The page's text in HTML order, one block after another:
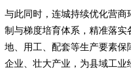
与此同时，连城持续优化营
制与梯度培育体系，精准落实
地、用工、配套等生产要素
企业、壮大产业，为县域工业